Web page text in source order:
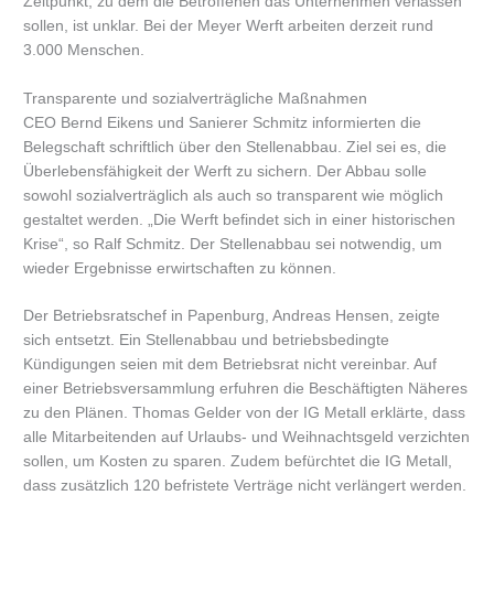
sollen, ist unklar. Bei der Meyer Werft arbeiten derzeit rund
3.000 Menschen.
Transparente und sozialverträgliche Maßnahmen
CEO Bernd Eikens und Sanierer Schmitz informierten die
Belegschaft schriftlich über den Stellenabbau. Ziel sei es, die
Überlebensfähigkeit der Werft zu sichern. Der Abbau solle
sowohl sozialverträglich als auch so transparent wie möglich
gestaltet werden. „Die Werft befindet sich in einer historischen
Krise“, so Ralf Schmitz. Der Stellenabbau sei notwendig, um
wieder Ergebnisse erwirtschaften zu können.
Der Betriebsratschef in Papenburg, Andreas Hensen, zeigte
sich entsetzt. Ein Stellenabbau und betriebsbedingte
Kündigungen seien mit dem Betriebsrat nicht vereinbar. Auf
einer Betriebsversammlung erfuhren die Beschäftigten Näheres
zu den Plänen. Thomas Gelder von der IG Metall erklärte, dass
alle Mitarbeitenden auf Urlaubs- und Weihnachtsgeld verzichten
sollen, um Kosten zu sparen. Zudem befürchtet die IG Metall,
dass zusätzlich 120 befristete Verträge nicht verlängert werden.